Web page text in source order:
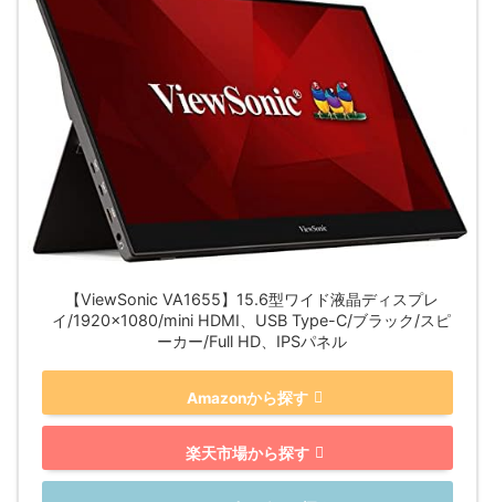
【ViewSonic VA1655】15.6型ワイド液晶ディスプレ
イ/1920×1080/mini HDMI、USB Type-C/ブラック/スピ
ーカー/Full HD、IPSパネル
Amazonから探す
楽天市場から探す